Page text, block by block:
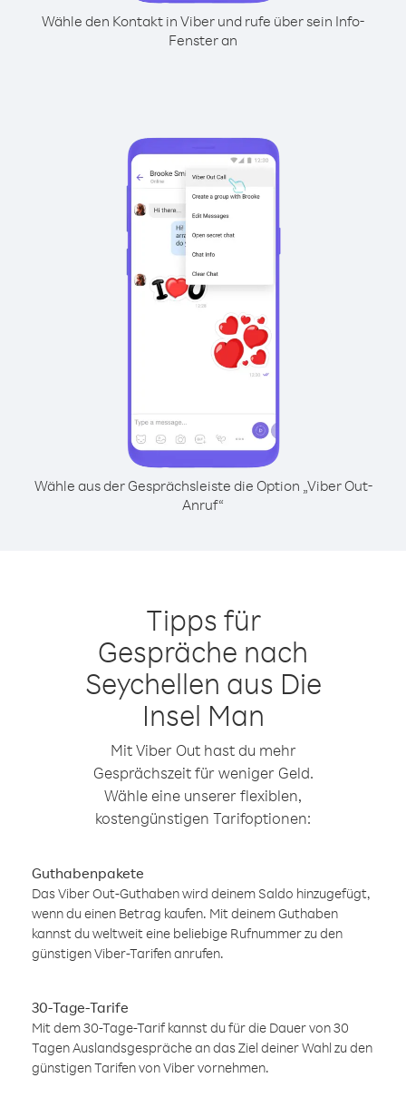
Wähle den Kontakt in Viber und rufe über sein Info-
Fenster an
Wähle aus der Gesprächsleiste die Option „Viber Out-
Anruf“
Tipps für
Gespräche nach
Seychellen aus Die
Insel Man
Mit Viber Out hast du mehr
Gesprächszeit für weniger Geld.
Wähle eine unserer flexiblen,
kostengünstigen Tarifoptionen:
Guthabenpakete
Das Viber Out-Guthaben wird deinem Saldo hinzugefügt,
wenn du einen Betrag kaufen. Mit deinem Guthaben
kannst du weltweit eine beliebige Rufnummer zu den
günstigen Viber-Tarifen anrufen.
30-Tage-Tarife
Mit dem 30-Tage-Tarif kannst du für die Dauer von 30
Tagen Auslandsgespräche an das Ziel deiner Wahl zu den
günstigen Tarifen von Viber vornehmen.